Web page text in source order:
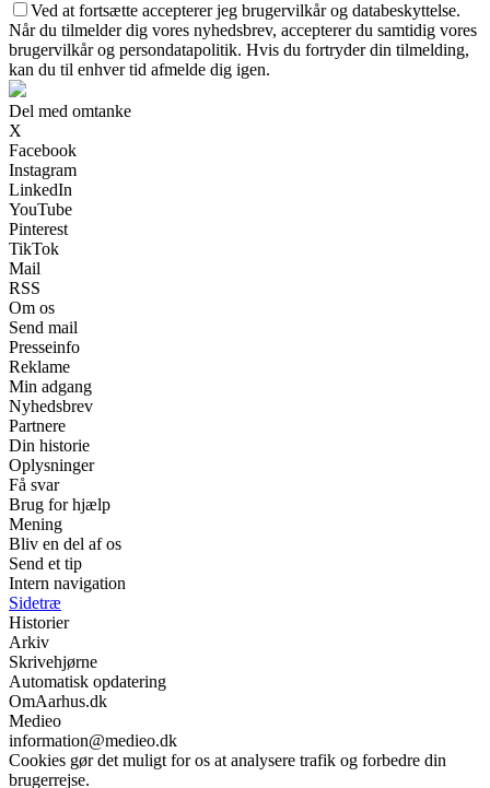
Ved at fortsætte accepterer jeg brugervilkår og databeskyttelse.
Når du tilmelder dig vores nyhedsbrev, accepterer du samtidig vores
brugervilkår og persondatapolitik. Hvis du fortryder din tilmelding,
kan du til enhver tid afmelde dig igen.
Del med omtanke
X
Facebook
Instagram
LinkedIn
YouTube
Pinterest
TikTok
Mail
RSS
Om os
Send mail
Presseinfo
Reklame
Min adgang
Nyhedsbrev
Partnere
Din historie
Oplysninger
Få svar
Brug for hjælp
Mening
Bliv en del af os
Send et tip
Intern navigation
Sidetræ
Historier
Arkiv
Skrivehjørne
Automatisk opdatering
OmAarhus.dk
Medieo
information@medieo.dk
Cookies gør det muligt for os at analysere trafik og forbedre din
brugerrejse.